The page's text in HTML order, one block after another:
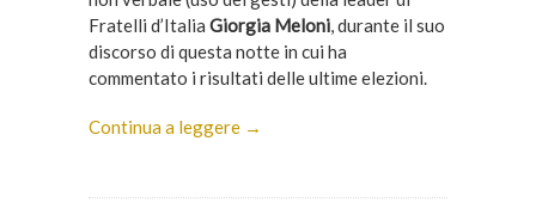
Fratelli d’Italia Giorgia Meloni, durante il suo
discorso di questa notte in cui ha
commentato i risultati delle ultime elezioni.
Continua a leggere →